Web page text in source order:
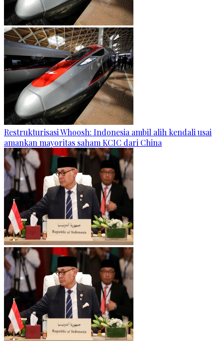
Restrukturisasi Whoosh: Indonesia ambil alih kendali usai
amankan mayoritas saham KCIC dari China